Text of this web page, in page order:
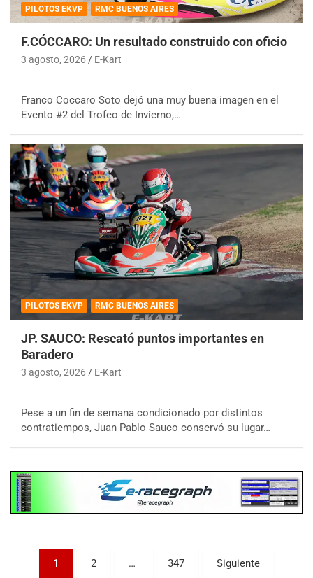
PILOTOS EKVP RMC BUENOS AIRES
F.CÓCCARO: Un resultado construido con oficio
3 agosto, 2026 E-Kart
Franco Coccaro Soto dejó una muy buena imagen en el
Evento #2 del Trofeo de Invierno,…
PILOTOS EKVP RMC BUENOS AIRES
JP. SAUCO: Rescató puntos importantes en
Baradero
3 agosto, 2026 E-Kart
Pese a un fin de semana condicionado por distintos
contratiempos, Juan Pablo Sauco conservó su lugar…
Paginación
1 2 … 347 Siguiente
08/09-AGO
IAME SERIES ARGENTINA 6
Ramiro Tot (Asfalto)
KDO - F6
Ciudad de Trenque Lauquen (Asfalto)
Trenque Lauquen (Buenos Aires)
Villaguay (Entre Ríos)